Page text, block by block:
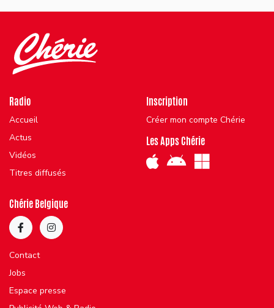
Radio
Accueil
Actus
Vidéos
Titres diffusés
Inscription
Créer mon compte Chérie
Les Apps Chérie
Chérie Belgique
Contact
Jobs
Espace presse